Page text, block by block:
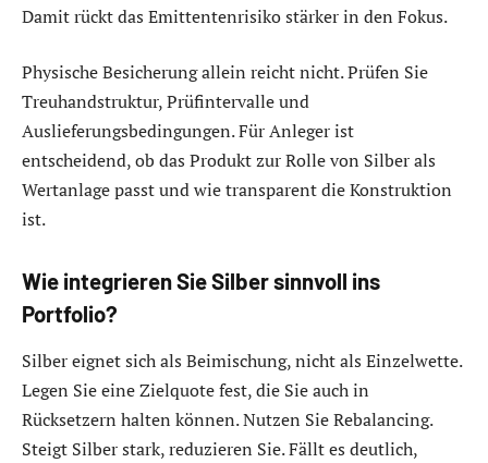
Damit rückt das Emittentenrisiko stärker in den Fokus.
Physische Besicherung allein reicht nicht. Prüfen Sie
Treuhandstruktur, Prüfintervalle und
Auslieferungsbedingungen. Für Anleger ist
entscheidend, ob das Produkt zur Rolle von Silber als
Wertanlage passt und wie transparent die Konstruktion
ist.
Wie integrieren Sie Silber sinnvoll ins
Portfolio?
Silber eignet sich als Beimischung, nicht als Einzelwette.
Legen Sie eine Zielquote fest, die Sie auch in
Rücksetzern halten können. Nutzen Sie Rebalancing.
Steigt Silber stark, reduzieren Sie. Fällt es deutlich,